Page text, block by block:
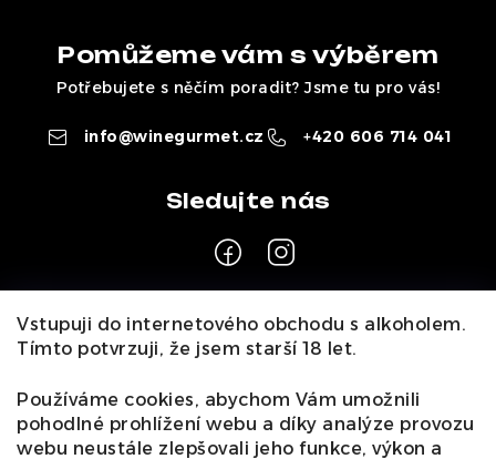
Vstupuji do internetového obchodu s alkoholem.
Tímto potvrzuji, že jsem starší 18 let.
Používáme cookies, abychom Vám umožnili
pohodlné prohlížení webu a díky analýze provozu
webu neustále zlepšovali jeho funkce, výkon a
Pomůžeme vám s výběrem
Potřebujete s něčím poradit? Jsme tu pro vás!
info@winegurmet.cz +420 606 714 041
Z
á
a
Pro zákazníky
O násNaši vinářiKontaktyWineclubKariéraB2B
Vinné zážitky
Informace